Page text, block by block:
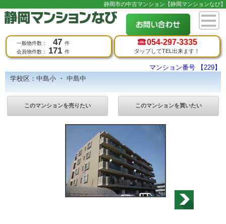
静岡市の中古マンション【静岡マンションなび】
一般物件数： 47 件
会員物件数：
171 件
054-297-3335
タップしてTEL出来ます！
マンション番号 【229】
学校区：中島小 ・ 中島中
このマンションを売りたい このマンションを買いたい